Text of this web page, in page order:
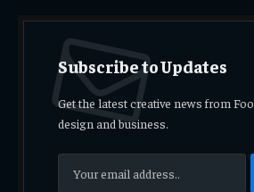
Subscribe to Updates
Get the latest creative news from
design and business.